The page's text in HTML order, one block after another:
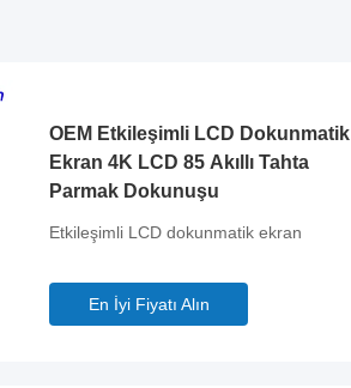
OEM Etkileşimli LCD Dokunmatik
Ekran 4K LCD 85 Akıllı Tahta
Parmak Dokunuşu
Etkileşimli LCD dokunmatik ekran
En İyi Fiyatı Alın